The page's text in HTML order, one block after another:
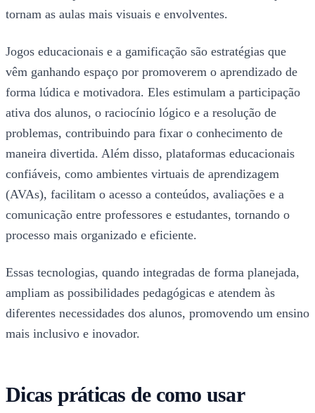
tornam as aulas mais visuais e envolventes.
Jogos educacionais e a gamificação são estratégias que
vêm ganhando espaço por promoverem o aprendizado de
forma lúdica e motivadora. Eles estimulam a participação
ativa dos alunos, o raciocínio lógico e a resolução de
problemas, contribuindo para fixar o conhecimento de
maneira divertida. Além disso, plataformas educacionais
confiáveis, como ambientes virtuais de aprendizagem
(AVAs), facilitam o acesso a conteúdos, avaliações e a
comunicação entre professores e estudantes, tornando o
processo mais organizado e eficiente.
Essas tecnologias, quando integradas de forma planejada,
ampliam as possibilidades pedagógicas e atendem às
diferentes necessidades dos alunos, promovendo um ensino
mais inclusivo e inovador.
Dicas práticas de como usar